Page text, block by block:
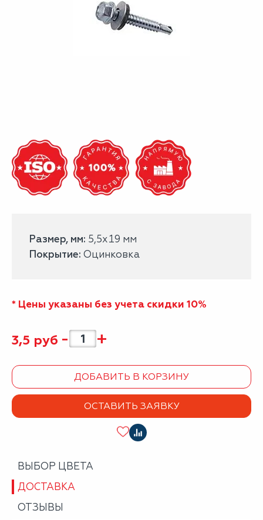
Размер, мм: 5,5х19 мм
Покрытие: Оцинковка
* Цены указаны без учета скидки 10%
3,5 руб - +
ДОБАВИТЬ В КОРЗИНУ
ОСТАВИТЬ ЗАЯВКУ
ВЫБОР ЦВЕТА
ДОСТАВКА
ОТЗЫВЫ